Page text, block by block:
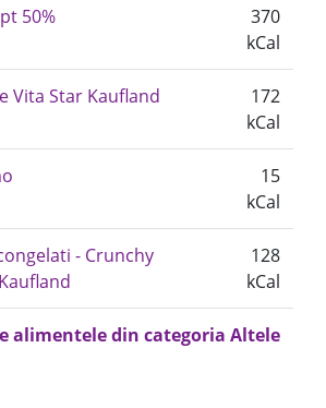
50%
370
kCal
Vita Star Kaufland
172
kCal
15
kCal
- Crunchy
128
kCal
alimentele din categoria Altele